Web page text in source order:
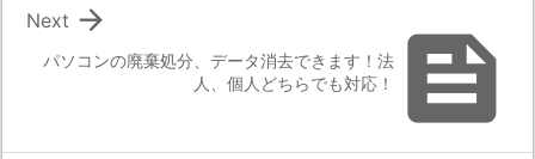

パソコンの廃棄処分、データ消去できます！法
人、個人どちらでも対応！

Next